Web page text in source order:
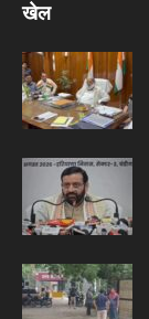
खेल